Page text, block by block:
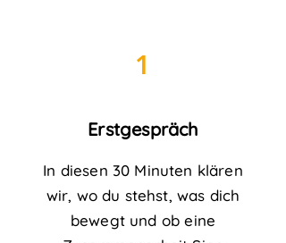
1
Erstgespräch
In diesen 30 Minuten klären
wir, wo du stehst, was dich
bewegt und ob eine